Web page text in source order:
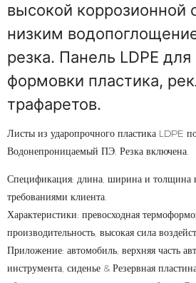
высокой коррозионной
низким
резка. Панель LDPE
формовки пластика,
трафаретов.
Листы из ударопрочного пластика LDPE
Водонепроницаемый ПЭ. Резка включена.
Спецификация: длина, ширина и толщина
требованиями клиента.
Характеристики: превосходная
производительность, высокая сила
Приложение: автомобиль, верхняя часть
инструмента, сиденье & Резервная